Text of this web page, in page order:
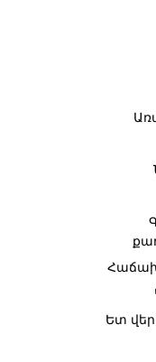
Ետ